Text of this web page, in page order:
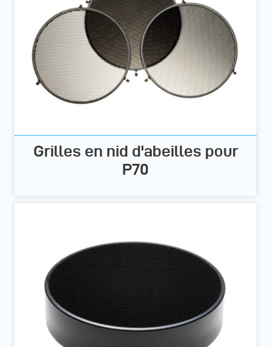
Grilles en nid d'abeilles pour
P70